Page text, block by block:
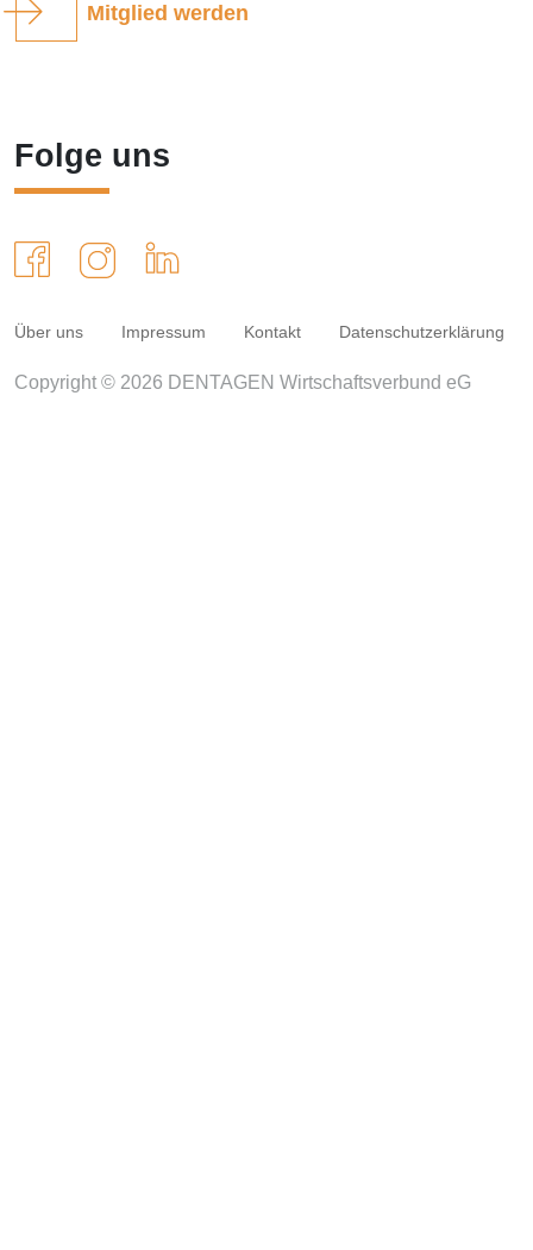
Mitglied werden
Folge uns
Über uns Impressum Kontakt Datenschutzerklärung
Copyright © 2026 DENTAGEN Wirtschaftsverbund eG